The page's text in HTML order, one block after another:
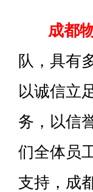
成都
队，具有
以诚信立
务，以信
们全体员
支持，成